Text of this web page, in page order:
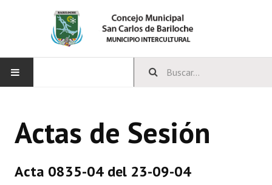
CONCEJO
Actas de Sesión
Acta 0835-04 del 23-09-04